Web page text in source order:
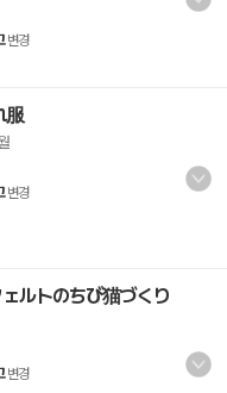
변경
服
변경
ルトのちび猫づくり
변경